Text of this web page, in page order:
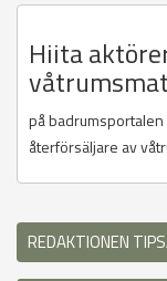
Hiita
på
återförsäljare av
REDAKTIONEN